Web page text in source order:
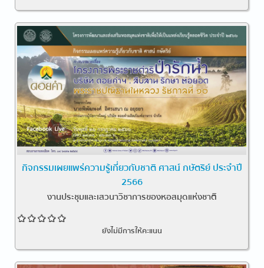
กิจกรรมเผยแพร่ความรู้เกี่ยวกับชาติ ศาสน์ กษัตริย์ ประจำปี
2566
งานประชุมและเสวนาวิชาการของหอสมุดแห่งชาติ
ยังไม่มีการให้คะแนน